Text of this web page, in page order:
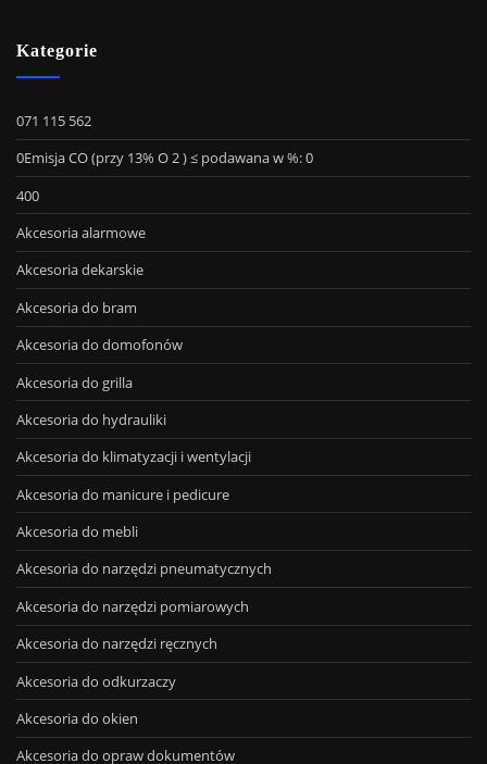
Kategorie
071 115 562
0Emisja CO (przy 13% O 2 ) ≤ podawana w %: 0
400
Akcesoria alarmowe
Akcesoria dekarskie
Akcesoria do bram
Akcesoria do domofonów
Akcesoria do grilla
Akcesoria do hydrauliki
Akcesoria do klimatyzacji i wentylacji
Akcesoria do manicure i pedicure
Akcesoria do mebli
Akcesoria do narzędzi pneumatycznych
Akcesoria do narzędzi pomiarowych
Akcesoria do narzędzi ręcznych
Akcesoria do odkurzaczy
Akcesoria do okien
Akcesoria do opraw dokumentów